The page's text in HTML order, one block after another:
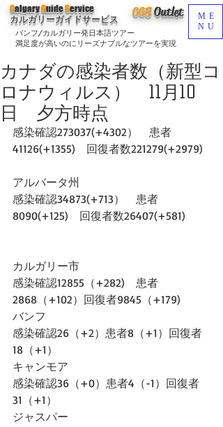
CGSOutlet
バンフ/カルガリー発日本語ツアー
満足度が高いのにリーズナブルなツアーを実現
CalgaryGuideService
カルガリーガイドサービス
ME
NU
カナダの感染者数（新型コ
ロナウィルス） 11月10
日 夕方時点
感染確認273037(+4302）　患者
41126(+1355)　回復者数221279(+2979)
アルバータ州
感染確認34873(+713）　患者
8090(+125)　回復者数26407(+581)
カルガリー市
感染確認12855（+282)　患者
2868（+102）回復者9845（+179)
バンフ
感染確認26（+2）患者8（+1）回復者
18（+1）
キャンモア
感染確認36（+0）患者4（-1）回復者
31（+1）
ジャスパー